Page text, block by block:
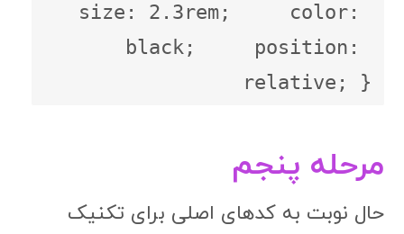
size: 2.3rem;     color:
black;     position:
relative; }
مرحله پنجم
حال نوبت به کدهای اصلی برای تکنیک